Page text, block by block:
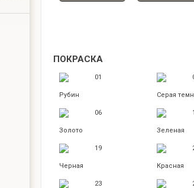
ПОКРАСКА
01
Рубин Серая
06
Золото Зеленая
19
Черная Красная
23